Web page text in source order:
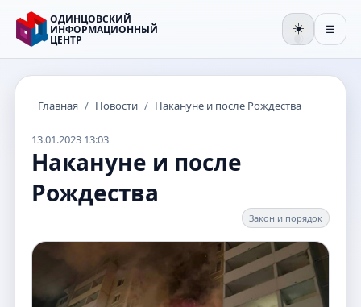
ОДИНЦОВСКИЙ
ИНФОРМАЦИОННЫЙ
ЦЕНТР
☀️ ☰
Главная / Новости / Накануне и после Рождества
13.01.2023 13:03
Накануне и после
Рождества
Закон и порядок